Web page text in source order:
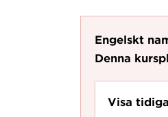
Engelskt
Denna
Visa